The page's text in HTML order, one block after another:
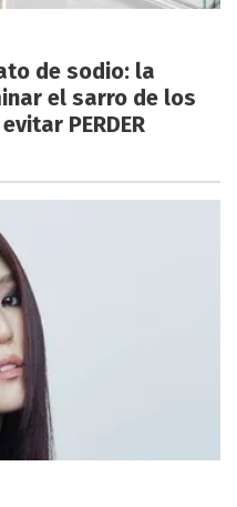
de sodio: la
el sarro de los
PERDER